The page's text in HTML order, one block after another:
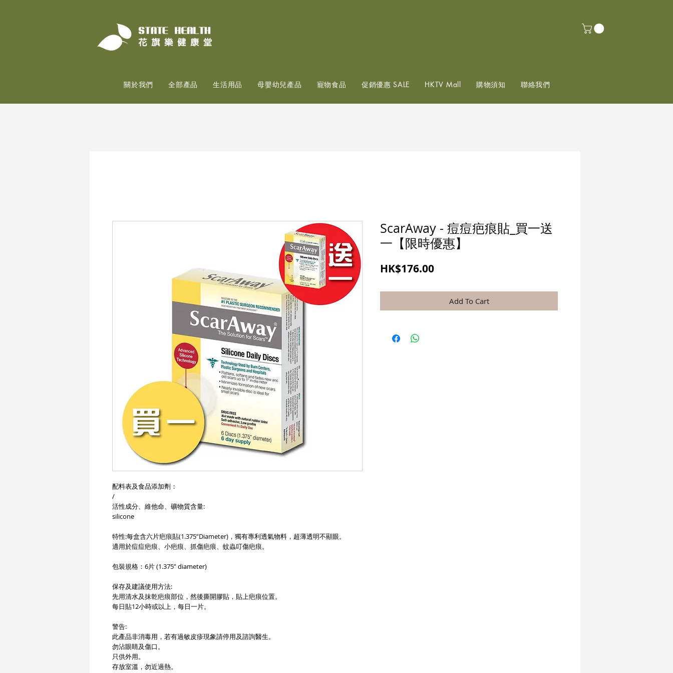
配料表及食品添加劑：
/
活性成分、維他命、礦物質含量:
silicone
特性:每盒含六片疤痕貼(1.375”Diameter)，獨有專利透氣物料，超薄透明不顯眼。
適用於痘痘疤痕、小疤痕、抓傷疤痕、蚊蟲叮傷疤痕。
包裝規格：6片 (1.375” diameter)
保存及建議使用方法:
先用清水及抹乾疤痕部位，然後撕開膠貼，貼上疤痕位置。
每日貼12小時或以上，每日一片。
警告:
此產品非消毒用，若有過敏皮疹現象請停用及諮詢醫生。
勿沾眼睛及傷口。
只供外用。
存放室溫，勿近過熱。
ScarAway - 痘痘疤痕貼_買一送
一【限時優惠】
HK$176.00價
Add To Cart
關於我們 全部產品 生活用品 母嬰幼兒產品 寵物食品 促銷優惠 SALE HKTV Mall 購物須知 聯絡我們